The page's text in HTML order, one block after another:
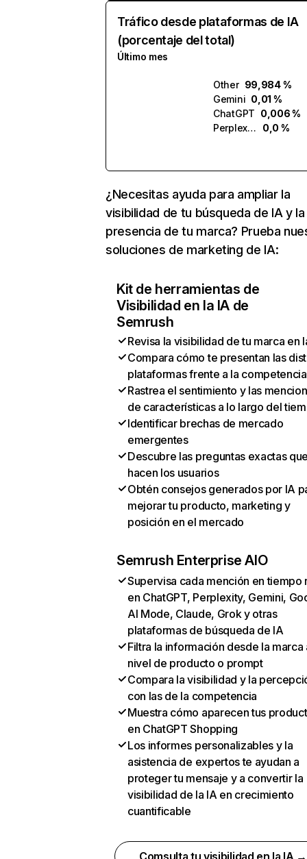
Tráfico desde plataformas de IA
(porcentaje del total)
Último mes
Other 99,984 %
Gemini 0,01 %
ChatGPT 0,006 %
Perplexity
0,0 %
¿Necesitas ayuda para ampliar la
visibilidad de tu búsqueda de IA y la
presencia de tu marca? Prueba
soluciones de marketing de IA:
Kit de herramientas de
Visibilidad en la IA de
Semrush
Revisa la visibilidad de tu marca en
Compara cómo te presentan las
plataformas frente a la competencia
Rastrea el sentimiento y las
de características a lo largo del
Identificar brechas de mercado
emergentes
Descubre las preguntas exactas
hacen los usuarios
Obtén consejos generados por IA
mejorar tu producto, marketing y
posición en el mercado
Semrush Enterprise AIO
Supervisa cada mención en tiempo
en ChatGPT, Perplexity, Gemini,
AI Mode, Claude, Grok y otras
plataformas de búsqueda de IA
Filtra la información desde la marca
nivel de producto o prompt
Compara la visibilidad y la
con las de la competencia
Muestra cómo aparecen tus
en ChatGPT Shopping
Los informes personalizables y la
asistencia de expertos te ayudan a
proteger tu mensaje y a convertir la
visibilidad de la IA en crecimiento
cuantificable
Comsulta tu visibilidad en la IA →